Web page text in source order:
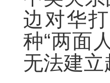
边对华
种“两面
无法建